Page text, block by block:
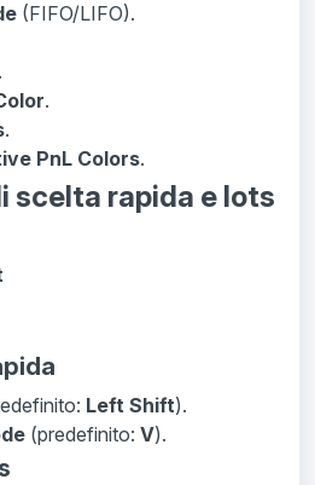
(FIFO/LIFO).
.
.
.
PnL Colors.
scelta rapida e lots
Left Shift).
(predefinito: V).